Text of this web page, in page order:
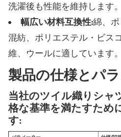
洗濯後も性能を維持します。
幅広い材料互換性:綿、
混紡、ポリエステル・ビス
維、ウールに適しています。
製品の仕様とパ
当社のツイル織りシャ
格な基準を満たすため
す: